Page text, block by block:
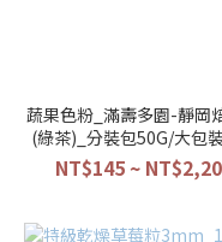
蔬果色粉_滿壽多園-靜岡
(綠茶)_分裝包50G/大包
預購_G060102101/
NT$145 ~